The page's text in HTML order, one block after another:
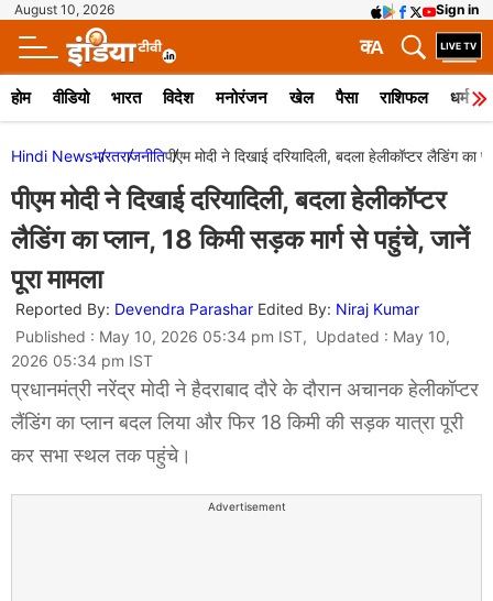
August 10, 2026 Sign in
A
क
होम वीडियो भारत विदेश मनोरंजन खेल पैसा राशिफल धर्म
Hindi Newsभारतराजनीतिपीएम मोदी ने दिखाई दरियादिली, बदला हेलीकॉप्टर लैडिंग
पीएम मोदी ने दिखाई दरियादिली, बदला हेलीकॉप्टर
लैडिंग का प्लान, 18 किमी सड़क मार्ग से पहुंचे, जानें
पूरा मामला
Reported By: Devendra Parashar Edited By: Niraj Kumar
Published : May 10, 2026 05:34 pm IST, Updated : May 10,
2026 05:34 pm IST
प्रधानमंत्री नरेंद्र मोदी ने हैदराबाद दौरे के दौरान अचानक हेलीकॉप्टर
लैंडिंग का प्लान बदल लिया और फिर 18 किमी की सड़क यात्रा पूरी
कर सभा स्थल तक पहुंचे।
Advertisement